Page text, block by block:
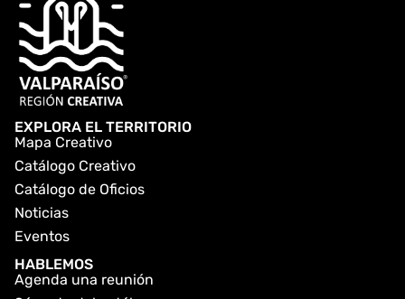
EXPLORA EL TERRITORIO
Mapa Creativo
Catálogo Creativo
Catálogo de Oficios
Noticias
Eventos
HABLEMOS
Agenda una reunión